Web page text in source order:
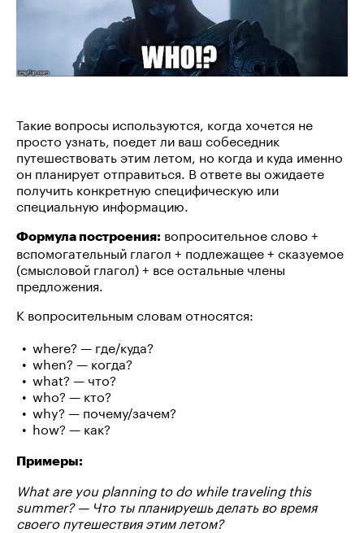
Такие вопросы используются, когда хочется не
просто узнать, поедет ли ваш собеседник
путешествовать этим летом, но когда и куда именно
он планирует отправиться. В ответе вы ожидаете
получить конкретную специфическую или
специальную информацию.
Формула построения: вопросительное слово +
вспомогательный глагол + подлежащее + сказуемое
(смысловой глагол) + все остальные члены
предложения.
К вопросительным словам относятся:
where? — где/куда?
when? — когда?
what? — что?
who? — кто?
why? — почему/зачем?
how? — как?
Примеры:
What are you planning to do while traveling this
summer? — Что ты планируешь делать во время
своего путешествия этим летом?